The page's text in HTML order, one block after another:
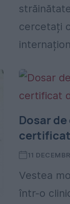
cercetați
Dosar
certificat
11
Vestea
într-o